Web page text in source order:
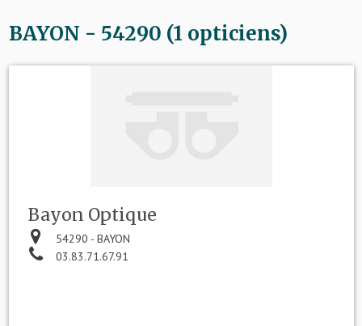
BAYON - 54290 (1 opticiens)
Bayon Optique
54290 - BAYON
03.83.71.67.91